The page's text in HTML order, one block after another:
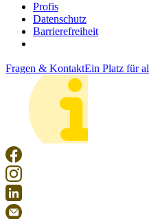
Profis
Datenschutz
Barrierefreiheit
Fragen & KontaktEin Platz für